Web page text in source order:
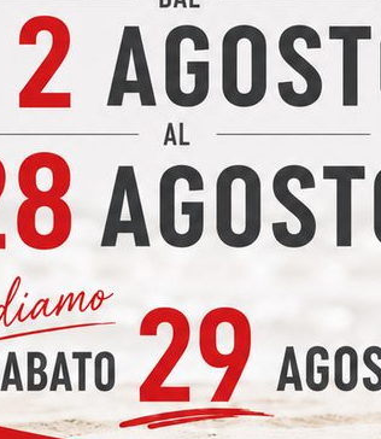
Le offertenon sono vincolanti:
l'arredamento secondo i propri
mantenendo la
stessa
PEREGO ARREDAMENTI
Arrediamo dal 1949 con
Via Nazionale 37 – Calco (LC)
Tel:039 677 2778
WhatsApp:380 6539 593
Leggi cosa dicono di noi:le